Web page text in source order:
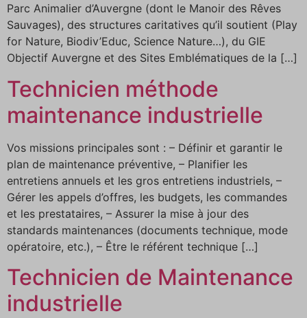
Parc Animalier d’Auvergne (dont le Manoir des Rêves
Sauvages), des structures caritatives qu’il soutient (Play
for Nature, Biodiv’Educ, Science Nature…), du GIE
Objectif Auvergne et des Sites Emblématiques de la […]
Technicien méthode
maintenance industrielle
Vos missions principales sont : – Définir et garantir le
plan de maintenance préventive, – Planifier les
entretiens annuels et les gros entretiens industriels, –
Gérer les appels d’offres, les budgets, les commandes
et les prestataires, – Assurer la mise à jour des
standards maintenances (documents technique, mode
opératoire, etc.), – Être le référent technique […]
Technicien de Maintenance
industrielle